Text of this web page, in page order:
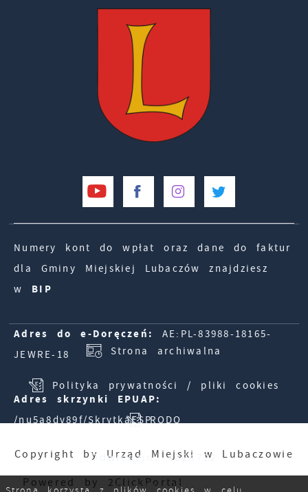
Numery kont do wpłat oraz dane do faktur
dla Gminy Miejskiej Lubaczów znajdziesz
w BIP
Adres do e-Doręczeń:
AE:PL-83988-18165-
JEWRE-18
Adres skrzynki EPUAP:
/nu5a8dv89f/SkrytkaESP
Strona archiwalna
Polityka prywatności / pliki cookies
RODO
Odwiedzin: 4224722
Online: 983
Copyright by Urząd Miejski w Lubaczowie
Powered by 2ClickPortal